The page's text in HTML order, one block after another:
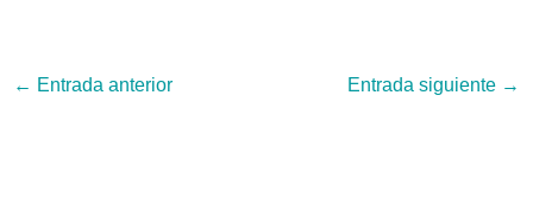
← Entrada anterior Entrada siguiente →